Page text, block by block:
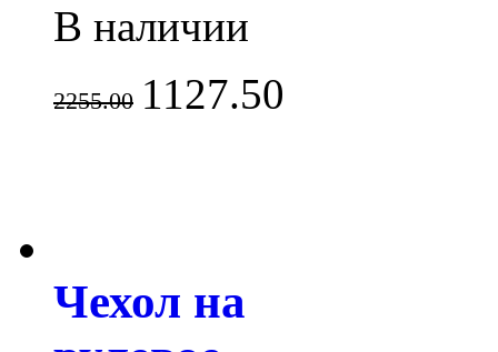
В наличии
2255.00 1127.50
Чехол на